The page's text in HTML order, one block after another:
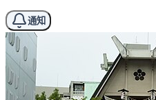
通知